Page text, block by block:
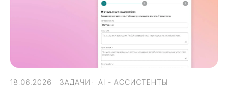
18.06.2026 ЗАДАЧИ АI - АССИСТЕНТЫ